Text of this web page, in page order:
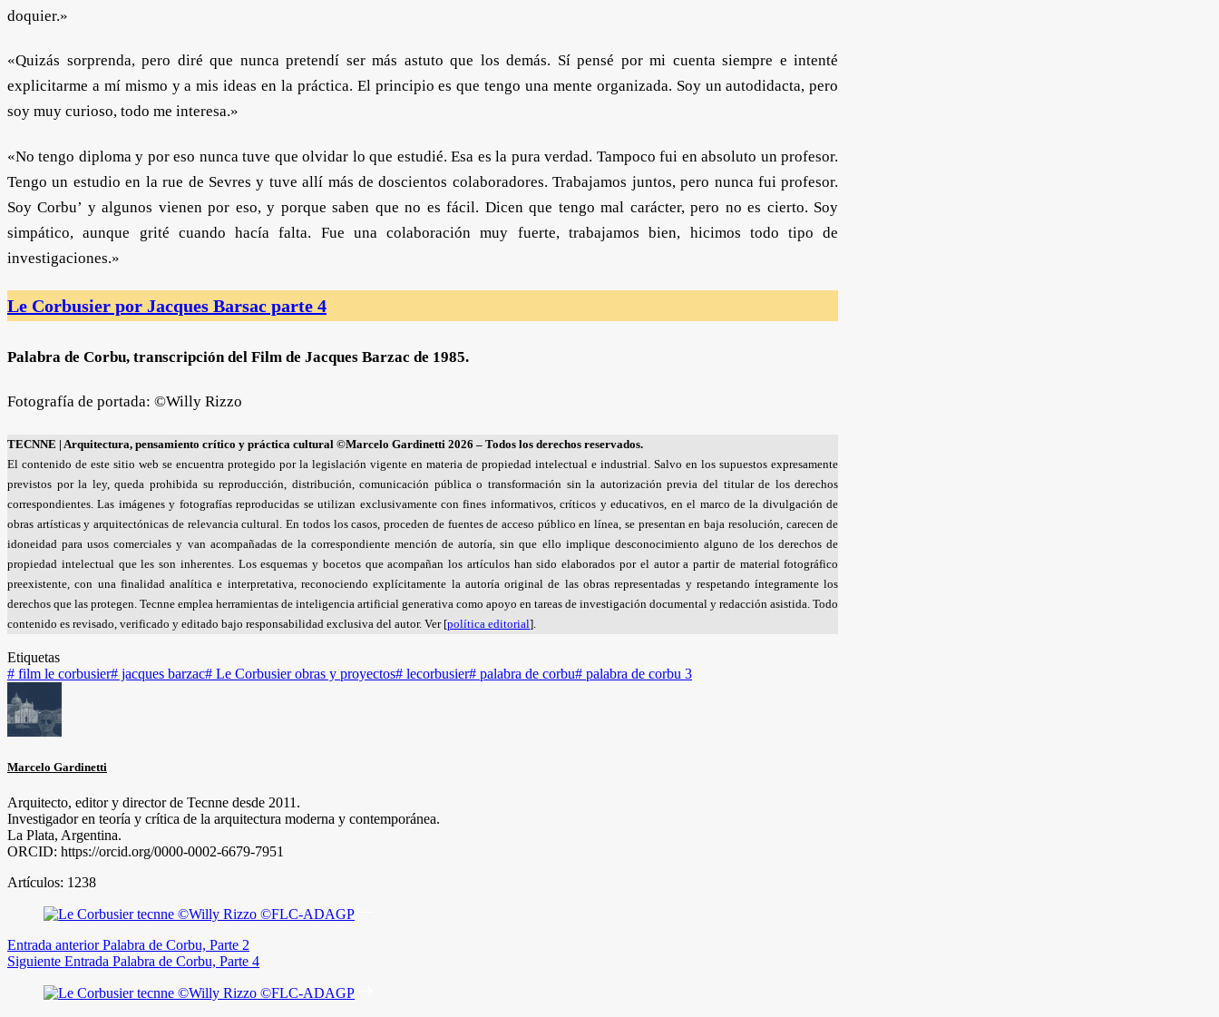
doquier.»
«Quizás sorprenda, pero diré que nunca pretendí ser más astuto que los demás. Sí pensé por mi cuenta siempre e intenté
explicitarme a mí mismo y a mis ideas en la práctica. El principio es que tengo una mente organizada. Soy un autodidacta, pero
soy muy curioso, todo me interesa.»
«No tengo diploma y por eso nunca tuve que olvidar lo que estudié. Esa es la pura verdad. Tampoco fui en absoluto un profesor.
Tengo un estudio en la rue de Sevres y tuve allí más de doscientos colaboradores. Trabajamos juntos, pero nunca fui profesor.
Soy Corbu’ y algunos vienen por eso, y porque saben que no es fácil. Dicen que tengo mal carácter, pero no es cierto. Soy
simpático, aunque grité cuando hacía falta. Fue una colaboración muy fuerte, trabajamos bien, hicimos todo tipo de
investigaciones.»
Le Corbusier por Jacques Barsac parte 4
Palabra de Corbu, transcripción del Film de Jacques Barzac de 1985.
Fotografía de portada: ©Willy Rizzo
TECNNE | Arquitectura, pensamiento crítico y práctica cultural ©Marcelo Gardinetti 2026 – Todos los derechos reservados.
El contenido de este sitio web se encuentra protegido por la legislación vigente en materia de propiedad intelectual e industrial. Salvo en los supuestos expresamente
previstos por la ley, queda prohibida su reproducción, distribución, comunicación pública o transformación sin la autorización previa del titular de los derechos
correspondientes. Las imágenes y fotografías reproducidas se utilizan exclusivamente con fines informativos, críticos y educativos, en el marco de la divulgación de
obras artísticas y arquitectónicas de relevancia cultural. En todos los casos, proceden de fuentes de acceso público en línea, se presentan en baja resolución, carecen de
idoneidad para usos comerciales y van acompañadas de la correspondiente mención de autoría, sin que ello implique desconocimiento alguno de los derechos de
propiedad intelectual que les son inherentes. Los esquemas y bocetos que acompañan los artículos han sido elaborados por el autor a partir de material fotográfico
preexistente, con una finalidad analítica e interpretativa, reconociendo explícitamente la autoría original de las obras representadas y respetando íntegramente los
derechos que las protegen. Tecnne emplea herramientas de inteligencia artificial generativa como apoyo en tareas de investigación documental y redacción asistida. Todo
contenido es revisado, verificado y editado bajo responsabilidad exclusiva del autor. Ver [política editorial].
Etiquetas
# film le corbusier# jacques barzac# Le Corbusier obras y proyectos# lecorbusier# palabra de corbu# palabra de corbu 3
Marcelo Gardinetti
Arquitecto, editor y director de Tecnne desde 2011.
Investigador en teoría y crítica de la arquitectura moderna y contemporánea.
La Plata, Argentina.
ORCID: https://orcid.org/0000-0002-6679-7951
Artículos: 1238
Entrada anteriorPalabra de Corbu, Parte 2
Siguiente Entrada Palabra de Corbu, Parte 4